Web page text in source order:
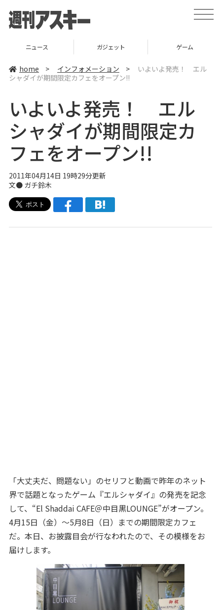
t
o
v
ニュース ガジェット ゲーム
home > インフォメーション >
いよいよ発売！ エル
シャダイが期間限定カフェをオープン!!
いよいよ発売！ エル
シャダイが期間限定カ
フェをオープン!!
2011年04月14日 19時29分更新
文● ガチ鈴木
「大丈夫だ、問題ない」のセリフと動画で昨年のネット
界で話題となったゲーム『エルシャダイ』の発売を記念
して、“El Shaddai CAFE＠中目黒LOUNGE”がオープン。
4月15日（金）～5月8日（日）までの期間限定カフェ
だ。本日、お披露目会が行なわれたので、その模様をお
届けします。